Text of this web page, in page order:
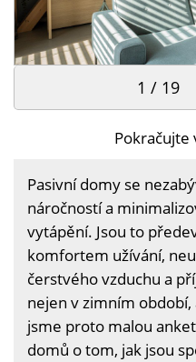
1 / 19
Pokračujte
Pasivní domy se
náročností a
vytápění. Jsou to
komfortem užívání,
čerstvého vzduchu a
nejen v zimním
jsme proto malou
domů o tom, jak jsou